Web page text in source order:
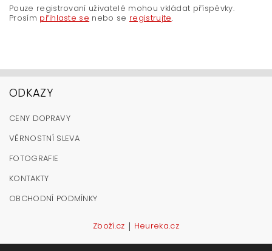
Pouze registrovaní uživatelé mohou vkládat příspěvky.
Prosím přihlaste se nebo se registrujte.
ODKAZY
CENY DOPRAVY
VĚRNOSTNÍ SLEVA
FOTOGRAFIE
KONTAKTY
OBCHODNÍ PODMÍNKY
Zboží.cz | Heureka.cz